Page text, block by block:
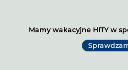
Mamy wakacyjne HITY w